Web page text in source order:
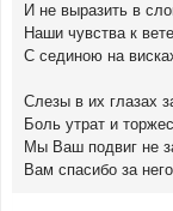
И не выразить в
Наши чувства к
С сединою на
Слезы в их глазах
Боль утрат и
Мы Ваш подвиг не
Вам спасибо за